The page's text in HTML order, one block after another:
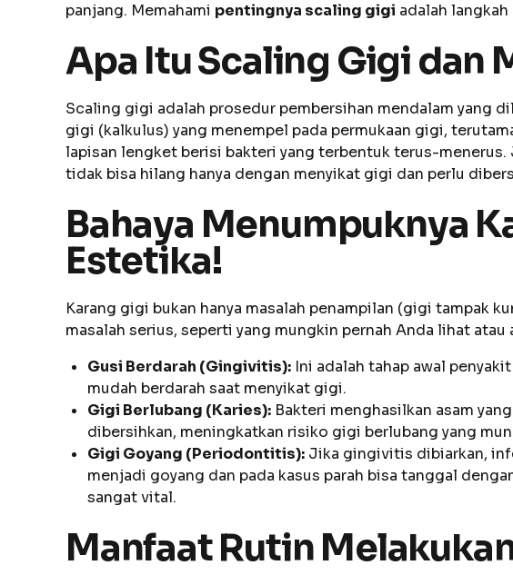
panjang. Memahami pentingnya scaling gigi adalah
Apa Itu Scaling Gigi dan
Scaling gigi adalah prosedur pembersihan mendalam yang
gigi (kalkulus) yang menempel pada permukaan gigi,
lapisan lengket berisi bakteri yang terbentuk terus-
tidak bisa hilang hanya dengan menyikat gigi dan perlu
Bahaya Menumpuknya
Estetika!
Karang gigi bukan hanya masalah penampilan (gigi tampak
masalah serius, seperti yang mungkin pernah Anda lihat atau
Gusi Berdarah (Gingivitis): Ini adalah tahap awal
mudah berdarah saat menyikat gigi.
Gigi Berlubang (Karies): Bakteri menghasilkan asam
dibersihkan, meningkatkan risiko gigi berlubang yang
Gigi Goyang (Periodontitis): Jika gingivitis dibiarkan,
menjadi goyang dan pada kasus parah bisa tanggal
sangat vital.
Manfaat Rutin